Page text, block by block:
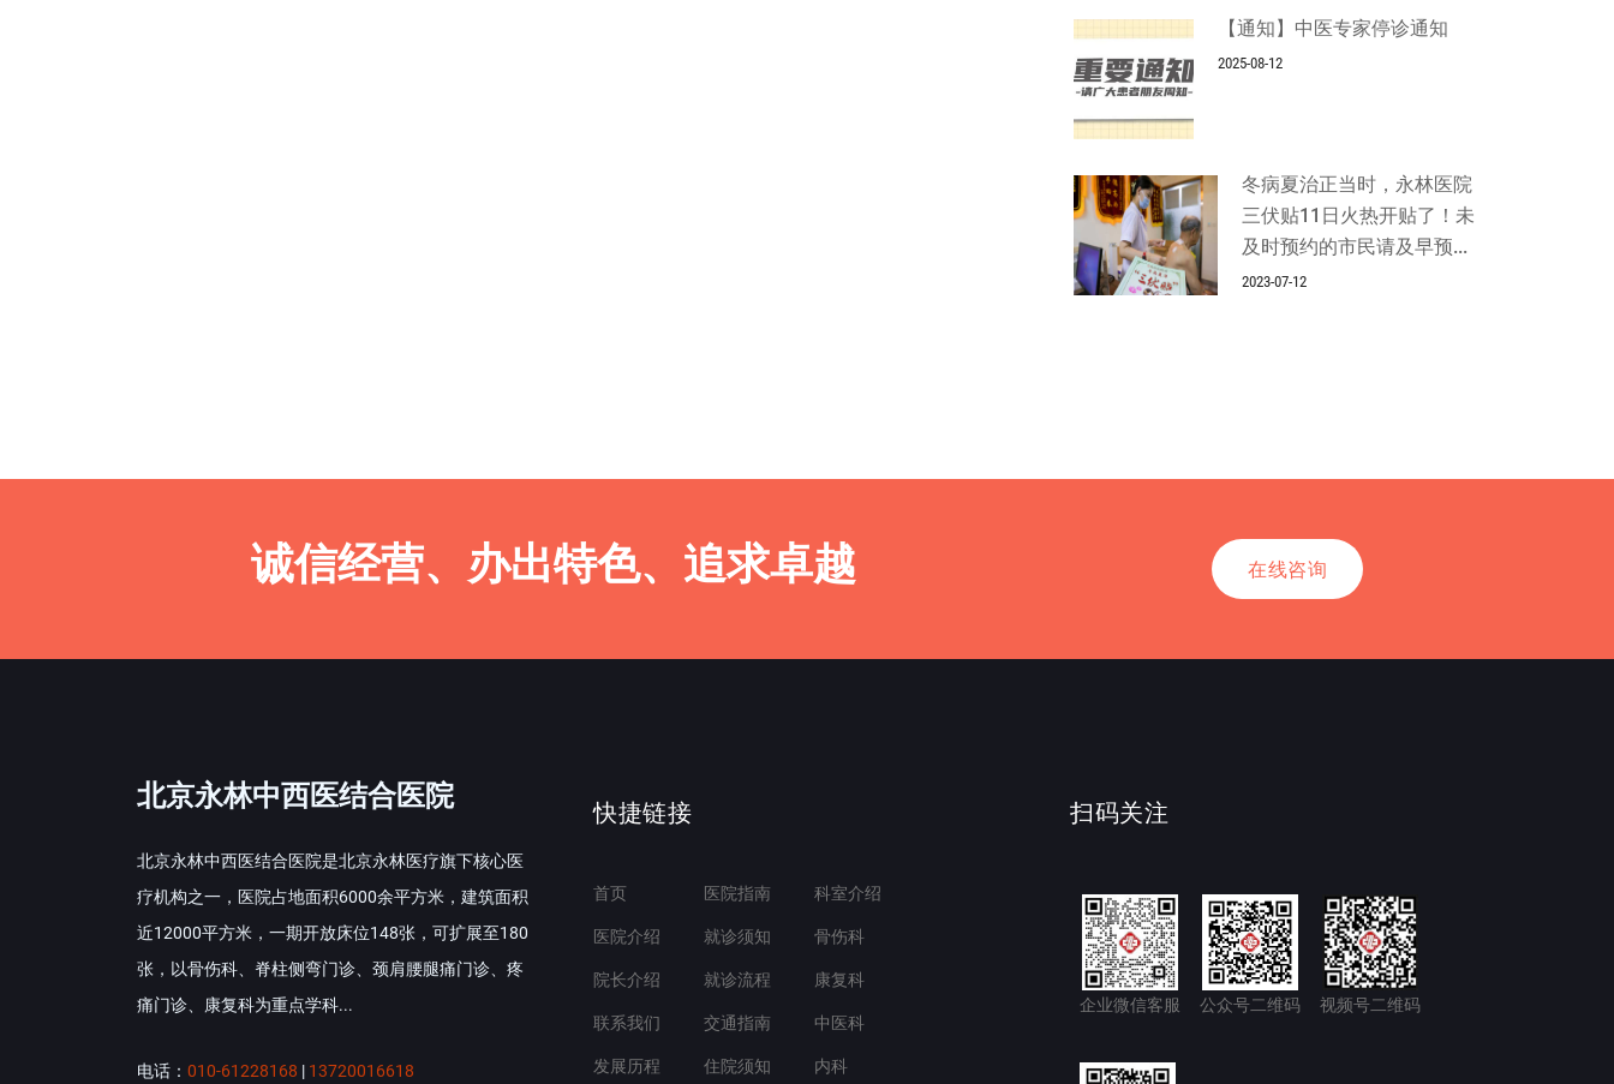
【通知】中医专家停诊通知
2025-08-12
冬病夏治正当时，永林医院
三伏贴11日火热开贴了！未
及时预约的市民请及早预...
2023-07-12
诚信经营、办出特色、追求卓越 在线咨询
北京永林中西医结合医院
北京永林中西医结合医院是北京永林医疗旗下核心医
疗机构之一，医院占地面积6000余平方米，建筑面积
近12000平方米，一期开放床位148张，可扩展至180
张，以骨伤科、脊柱侧弯门诊、颈肩腰腿痛门诊、疼
痛门诊、康复科为重点学科...
电话： 010-61228168 | 13720016618
快捷链接
首页
医院介绍
院长介绍
联系我们
发展历程
医院指南
就诊须知
就诊流程
交通指南
住院须知
科室介绍
骨伤科
康复科
中医科
内科
扫码关注
企业微信客服 公众号二维码 视频号二维码